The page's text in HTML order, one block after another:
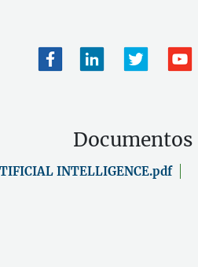
Documentos
INTELLIGENCE.pdf